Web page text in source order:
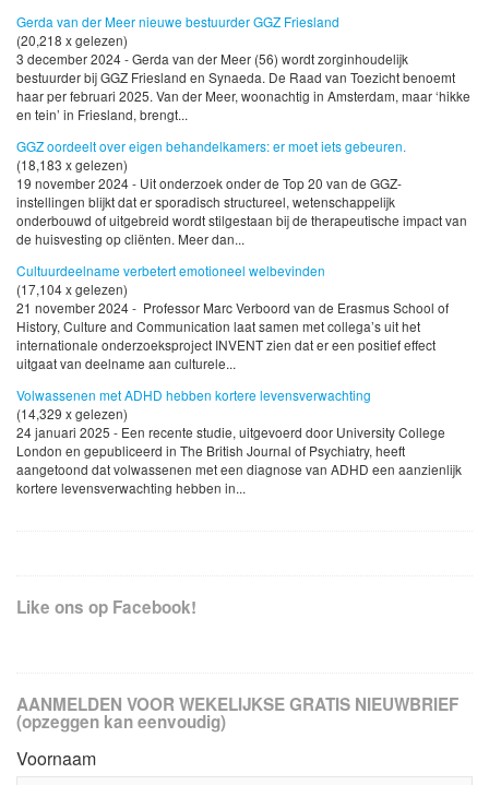
Gerda van der Meer nieuwe bestuurder GGZ Friesland
(20,218 x gelezen)
3 december 2024 - Gerda van der Meer (56) wordt zorginhoudelijk
bestuurder bij GGZ Friesland en Synaeda. De Raad van Toezicht benoemt
haar per februari 2025. Van der Meer, woonachtig in Amsterdam, maar ‘hikke
en tein’ in Friesland, brengt...
GGZ oordeelt over eigen behandelkamers: er moet iets gebeuren.
(18,183 x gelezen)
19 november 2024 - Uit onderzoek onder de Top 20 van de GGZ-
instellingen blijkt dat er sporadisch structureel, wetenschappelijk
onderbouwd of uitgebreid wordt stilgestaan bij de therapeutische impact van
de huisvesting op cliënten. Meer dan...
Cultuurdeelname verbetert emotioneel welbevinden
(17,104 x gelezen)
21 november 2024 - Professor Marc Verboord van de Erasmus School of
History, Culture and Communication laat samen met collega’s uit het
internationale onderzoeksproject INVENT zien dat er een positief effect
uitgaat van deelname aan culturele...
Volwassenen met ADHD hebben kortere levensverwachting
(14,329 x gelezen)
24 januari 2025 - Een recente studie, uitgevoerd door University College
London en gepubliceerd in The British Journal of Psychiatry, heeft
aangetoond dat volwassenen met een diagnose van ADHD een aanzienlijk
kortere levensverwachting hebben in...
Like ons op Facebook!
AANMELDEN VOOR WEKELIJKSE GRATIS NIEUWBRIEF
(opzeggen kan eenvoudig)
Voornaam